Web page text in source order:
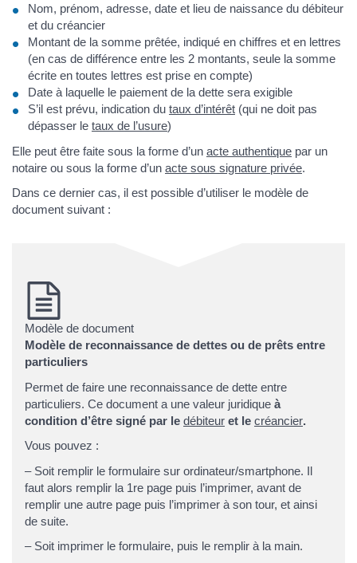
Nom, prénom, adresse, date et lieu de naissance du débiteur
et du créancier
Montant de la somme prêtée, indiqué en chiffres et en lettres
(en cas de différence entre les 2 montants, seule la somme
écrite en toutes lettres est prise en compte)
Date à laquelle le paiement de la dette sera exigible
S’il est prévu, indication du taux d’intérêt (qui ne doit pas
dépasser le taux de l’usure)
Elle peut être faite sous la forme d’un acte authentique par un
notaire ou sous la forme d’un acte sous signature privée.
Dans ce dernier cas, il est possible d’utiliser le modèle de
document suivant :
Modèle de document
Modèle de reconnaissance de dettes ou de prêts entre
particuliers
Permet de faire une reconnaissance de dette entre
particuliers. Ce document a une valeur juridique à
condition d’être signé par le débiteur et le créancier.
Vous pouvez :
– Soit remplir le formulaire sur ordinateur/smartphone. Il
faut alors remplir la 1re page puis l’imprimer, avant de
remplir une autre page puis l’imprimer à son tour, et ainsi
de suite.
– Soit imprimer le formulaire, puis le remplir à la main.